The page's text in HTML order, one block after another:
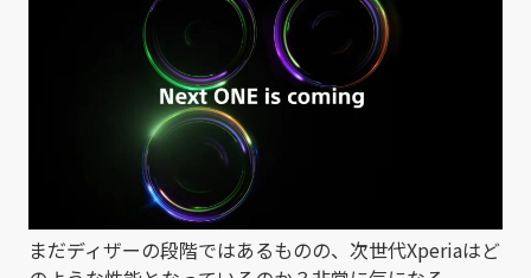
まだディザーの段階ではあるものの、次世代Xperiaはど